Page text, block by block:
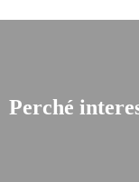
Perché